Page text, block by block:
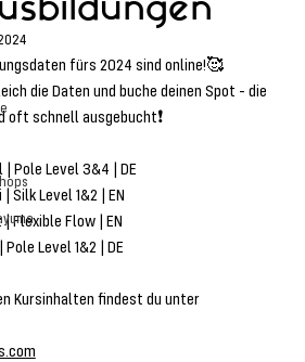
fürs 2024 sind online!🥰
die Daten und buche deinen Spot - die
oft schnell ausgebucht❗️
Pole Level 3&4 | DE
Silk Level 1&2 | EN
Flexible Flow | EN
Level 1&2 | DE
Kursinhalten findest du unter